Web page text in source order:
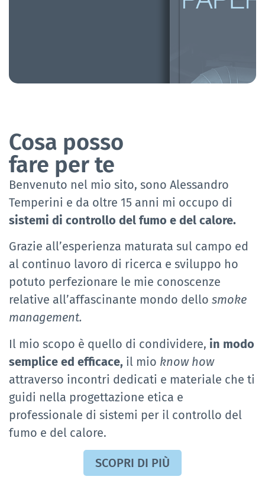
Cosa posso
fare per te
Benvenuto nel mio sito, sono Alessandro
Temperini e da oltre 15 anni mi occupo di
sistemi di controllo del fumo e del calore.
Grazie all’esperienza maturata sul campo ed
al continuo lavoro di ricerca e sviluppo ho
potuto perfezionare le mie conoscenze
relative all’affascinante mondo dello smoke
management.
Il mio scopo è quello di condividere, in modo
semplice ed efficace, il mio know how
attraverso incontri dedicati e materiale che ti
guidi nella progettazione etica e
professionale di sistemi per il controllo del
fumo e del calore.
SCOPRI DI PIÙ